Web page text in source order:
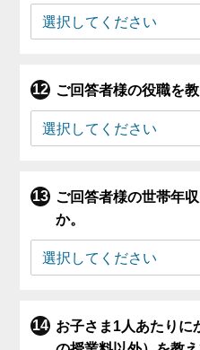
ご回答者様の役職を
ご回答者様の世帯年
か。
お子さま1人あたりに